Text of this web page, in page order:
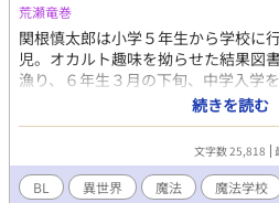
荒瀬竜巻
関根慎太郎は小学５年生から学校に
児。オカルト趣味を拗らせた結果図
漁り、６年生３月の下旬、中学入学
なかった。 しかしその日は違う、週
ない本棚があったのだ。不気味だと
ふと虹色に光る本を見つけてしまう
にその本棚へ向かい、気がつけばそ
好奇心は猫をも殺すと言うべきか、
続きを読む
文字数 25,818
BL 異世界 魔法 魔法学校